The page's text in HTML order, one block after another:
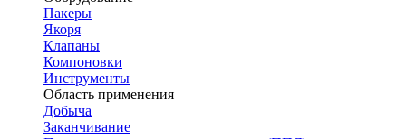
Пакеры
Якоря
Клапаны
Компоновки
Инструменты
Область применения
Добыча
Заканчивание